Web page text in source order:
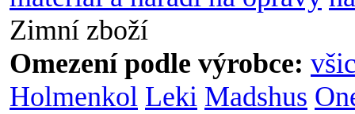
Zimní zboží
Omezení podle výrobce:
Holmenkol Leki Madshus